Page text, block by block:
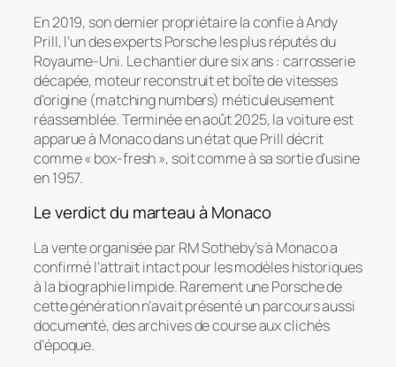
En 2019, son dernier propriétaire la confie à Andy
Prill, l’un des experts Porsche les plus réputés du
Royaume-Uni. Le chantier dure six ans : carrosserie
décapée, moteur reconstruit et boîte de vitesses
d’origine (matching numbers) méticuleusement
réassemblée. Terminée en août 2025, la voiture est
apparue à Monaco dans un état que Prill décrit
comme « box-fresh », soit comme à sa sortie d’usine
en 1957.
Le verdict du marteau à Monaco
La vente organisée par RM Sotheby’s à Monaco a
confirmé l’attrait intact pour les modèles historiques
à la biographie limpide. Rarement une Porsche de
cette génération n’avait présenté un parcours aussi
documenté, des archives de course aux clichés
d’époque.